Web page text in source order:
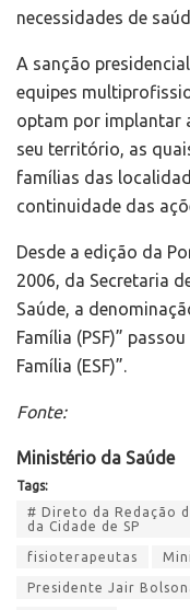
necessidades de
A sanção
equipes
optam por implantar
seu território, as
famílias das
continuidade das
Desde a edição da
2006, da Secretaria
Saúde, a
Família (PSF)”
Família (ESF)”.
Fonte:
Ministério da Saúde
Tags:
# Direto da Redação
da Cidade de SP
fisioterapeutas
Presidente Jair